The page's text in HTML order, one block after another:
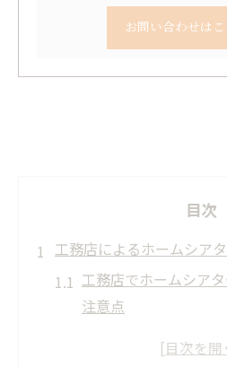
お問い合わせはこ
目次
工務店によるホームシア
工務店でホームシア
注意点
施工費や配線など工